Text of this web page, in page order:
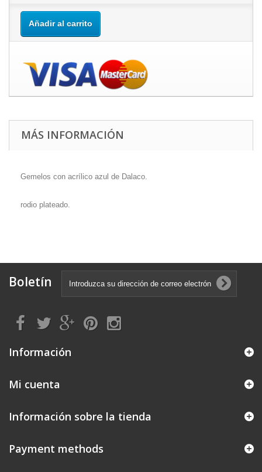
Añadir al carrito
MÁS INFORMACIÓN
Gemelos con acrílico azul de Dalaco.
rodio plateado.
Boletín
Información
Mi cuenta
Información sobre la tienda
Payment methods